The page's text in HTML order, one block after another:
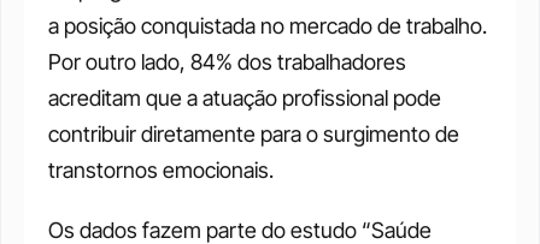
a posição conquistada no mercado de trabalho.
Por outro lado, 84% dos trabalhadores
acreditam que a atuação profissional pode
contribuir diretamente para o surgimento de
transtornos emocionais.
Os dados fazem parte do estudo “Saúde